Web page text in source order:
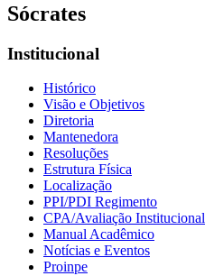
Sócrates
Institucional
Histórico
Visão e Objetivos
Diretoria
Mantenedora
Resoluções
Estrutura Física
Localização
PPI/PDI Regimento
CPA/Avaliação Institucional
Manual Acadêmico
Notícias e Eventos
Proinpe